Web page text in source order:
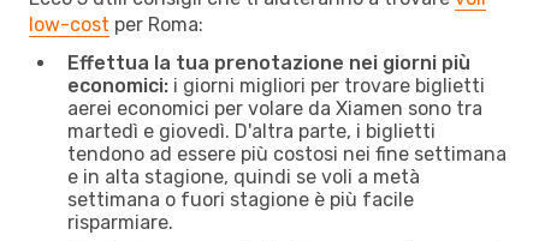
low-cost per Roma:
Effettua la tua prenotazione nei giorni più
economici: i giorni migliori per trovare biglietti
aerei economici per volare da Xiamen sono tra
martedì e giovedì. D'altra parte, i biglietti
tendono ad essere più costosi nei fine settimana
e in alta stagione, quindi se voli a metà
settimana o fuori stagione è più facile
risparmiare.